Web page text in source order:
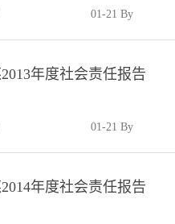
01-21 By
年度社会责任报告
01-21 By
年度社会责任报告